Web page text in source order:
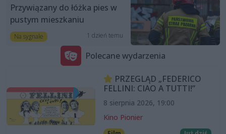
Przywiązany do łóżka pies w
pustym mieszkaniu
Na sygnale 1 dzień temu
Polecane wydarzenia
PRZEGLĄD „FEDERICO
FELLINI: CIAO A TUTTI!”
8 sierpnia 2026, 19:00
Kino Pionier